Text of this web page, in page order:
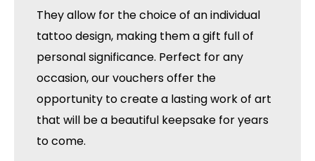
They allow for the choice of an individual
tattoo design, making them a gift full of
personal significance. Perfect for any
occasion, our vouchers offer the
opportunity to create a lasting work of art
that will be a beautiful keepsake for years
to come.